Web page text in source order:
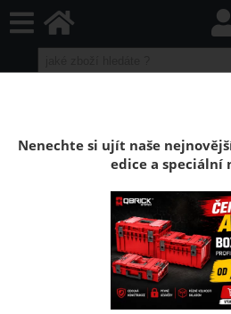
Organizér Qbrick System ONE M 2.0
Organizér nářadí Qbrick
MFI RED
Organizér nářadí Qbrick System
MFI RED je pro organizovaní
spojovacího materiálu.
Nenechte si ujít naše
edice a speciální